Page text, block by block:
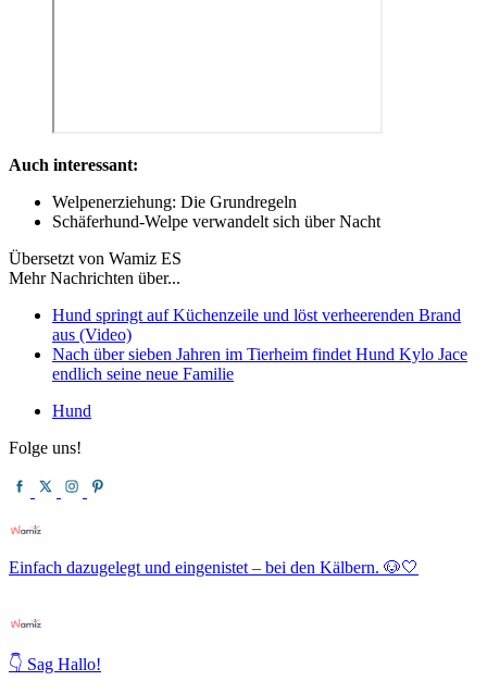
Auch interessant:
Welpenerziehung: Die Grundregeln
Schäferhund-Welpe verwandelt sich über Nacht
Übersetzt von Wamiz ES
Mehr Nachrichten über...
Hund springt auf Küchenzeile und löst verheerenden Brand
aus (Video)
Nach über sieben Jahren im Tierheim findet Hund Kylo Jace
endlich seine neue Familie
Hund
Folge uns!
Einfach dazugelegt und eingenistet – bei den Kälbern. 🐶🤍
👇 Sag Hallo!